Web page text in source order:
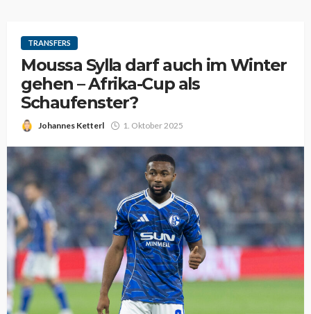
TRANSFERS
Moussa Sylla darf auch im Winter
gehen – Afrika-Cup als
Schaufenster?
Johannes Ketterl 1. Oktober 2025